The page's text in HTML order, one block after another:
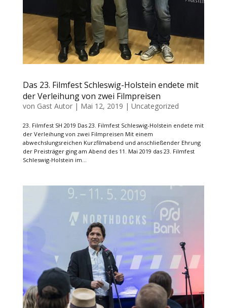
Das 23. Filmfest Schleswig-Holstein endete mit
der Verleihung von zwei Filmpreisen
von Gast Autor| Mai 12, 2019 | Uncategorized
23. Filmfest SH 2019 Das 23. Filmfest Schleswig-Holstein endete mit
der Verleihung von zwei Filmpreisen Mit einem
abwechslungsreichen Kurzfilmabend und anschließender Ehrung
der Preisträger ging am Abend des 11. Mai 2019 das 23. Filmfest
Schleswig-Holstein im...